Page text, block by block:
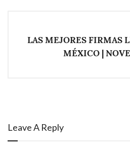
LAS MEJORES FIRMAS
MÉXICO |
Leave A Reply